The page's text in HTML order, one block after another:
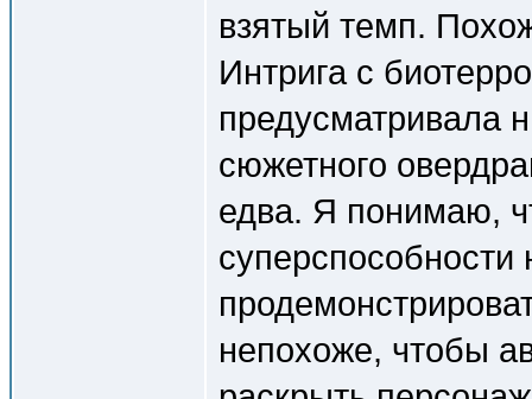
взятый темп.
Интрига с
предусматривала
сюжетного
едва. Я понимаю,
суперспособности
непохоже, чтобы